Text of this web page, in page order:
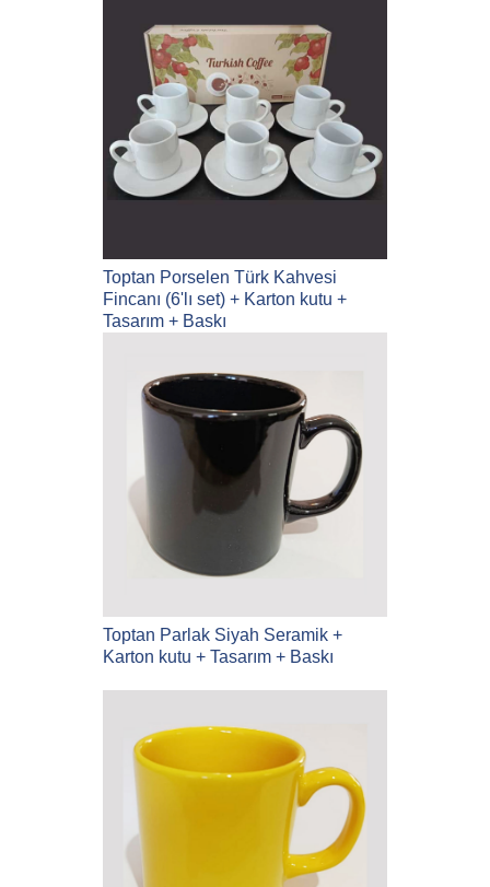
Toptan Porselen Türk Kahvesi
Fincanı (6'lı set) + Karton kutu +
Tasarım + Baskı
Toptan Parlak Siyah Seramik +
Karton kutu + Tasarım + Baskı